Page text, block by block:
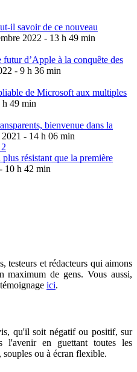
il savoir de ce nouveau
2022 - 13 h 49 min
d’Apple à la conquête des
- 9 h 36 min
de Microsoft aux multiples
h 49 min
bienvenue dans la
- 14 h 06 min
résistant que la première
10 h 42 min
testeurs et rédacteurs qui aimons
maximum de gens. Vous aussi,
ici.
qu'il soit négatif ou positif, sur
l'avenir en guettant toutes les
, souples ou à écran flexible.